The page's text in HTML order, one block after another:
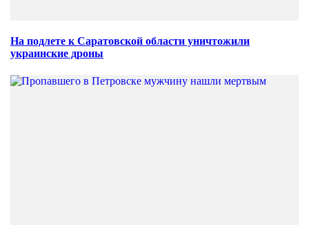
На подлете к Саратовской области уничтожили
украинские дроны